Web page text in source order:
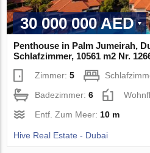
30 000 000 AED
Penthouse in Palm Jumeirah,
Schlafzimmer, 10561 m2 Nr.
Zimmer:5
Badezimmer:6
Entf. Zum Meer:10 m
Hive Real Estate - Dubai